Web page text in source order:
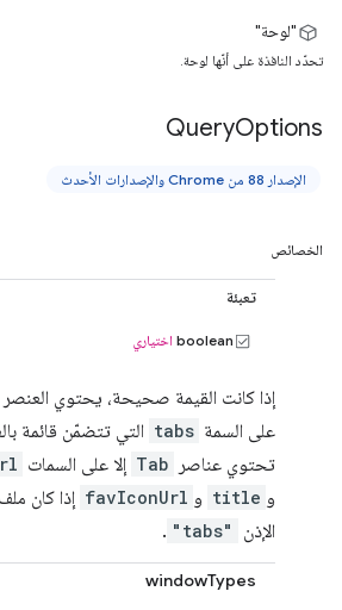
"لوحة"
تحدّد النافذة على أنّها لوحة.
QueryOptions
الإصدار 88 من Chrome والإصدارات الأحدث
الخصائص
تعبئة
boolean اختياري
إذا كانت القيمة صحيحة، يحتوي العنصر
على السمة tabs التي تتضمّن قائمة
تحتوي عناصر
Tab إلا على السمات
و title و favIconUrl إذا كان
الإذن
"tabs"
.
windowTypes